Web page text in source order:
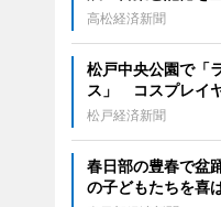
高松経済新聞
松戸中央公園で「
ス」 コスプレイ
松戸経済新聞
春日部の豊春で盆
の子どもたちを喜